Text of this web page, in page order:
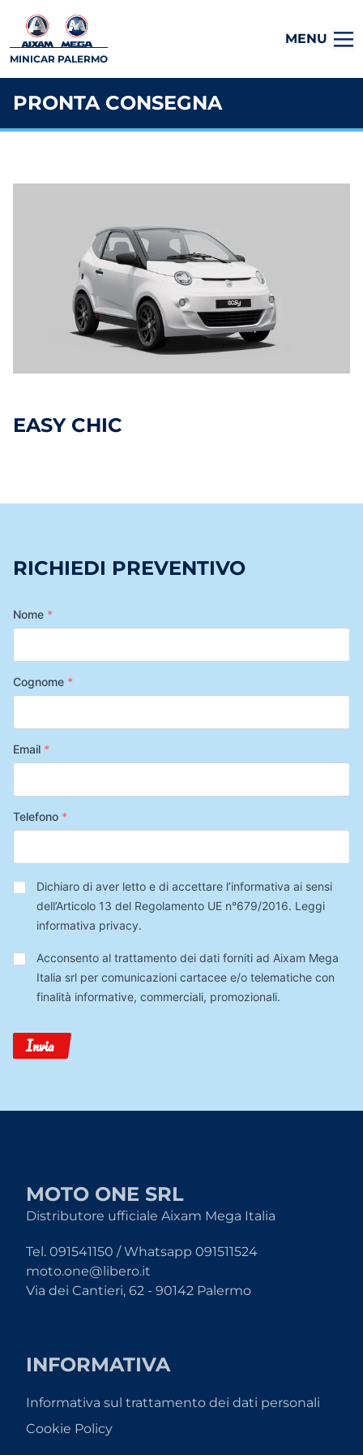
MINICAR PALERMO
MENU
PRONTA CONSEGNA
EASY CHIC
RICHIEDI PREVENTIVO
Nome *
Cognome *
Email *
Telefono *
Privacy*
Dichiaro di aver letto e di accettare l’informativa ai sensi
dell’Articolo 13 del Regolamento UE n°679/2016. Leggi
informativa privacy.
Trattamento
Dati
Acconsento al trattamento dei dati forniti ad Aixam Mega
Italia srl per comunicazioni cartacee e/o telematiche con
finalità informative, commerciali, promozionali.
Invia
MOTO ONE SRL
Distributore ufficiale Aixam Mega Italia
Tel. 091541150 / Whatsapp 091511524
moto.one@libero.it
Via dei Cantieri, 62 - 90142 Palermo
INFORMATIVA
Informativa sul trattamento dei dati personali
Cookie Policy